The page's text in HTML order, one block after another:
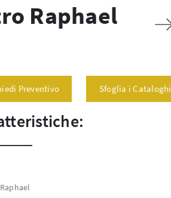
Raphael
Preventivo Sfoglia i Cataloghi